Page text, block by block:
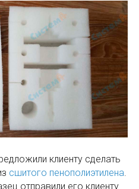
клиенту сделать
сшитого пенополиэтилена
отправили его клиенту